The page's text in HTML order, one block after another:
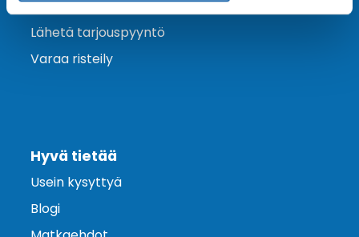
Asiakaspalvelu
Lähetä tarjouspyyntö
Varaa risteily
Hyvä tietää
Usein kysyttyä
Blogi